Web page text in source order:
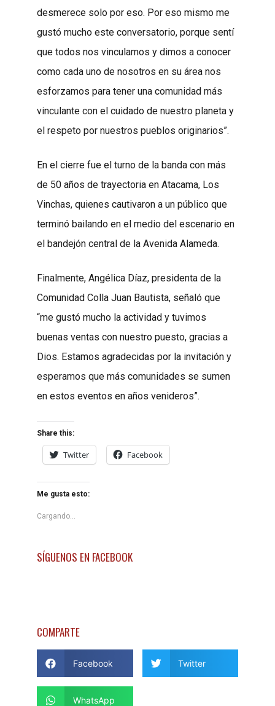
desmerece solo por eso. Por eso mismo me
gustó mucho este conversatorio, porque sentí
que todos nos vinculamos y dimos a conocer
como cada uno de nosotros en su área nos
esforzamos para tener una comunidad más
vinculante con el cuidado de nuestro planeta y
el respeto por nuestros pueblos originarios”.
En el cierre fue el turno de la banda con más
de 50 años de trayectoria en Atacama, Los
Vinchas, quienes cautivaron a un público que
terminó bailando en el medio del escenario en
el bandejón central de la Avenida Alameda.
Finalmente, Angélica Díaz, presidenta de la
Comunidad Colla Juan Bautista, señaló que
“me gustó mucho la actividad y tuvimos
buenas ventas con nuestro puesto, gracias a
Dios. Estamos agradecidas por la invitación y
esperamos que más comunidades se sumen
en estos eventos en años venideros”.
Share this:
Twitter Facebook
Me gusta esto:
Cargando...
SÍGUENOS EN FACEBOOK
COMPARTE
Facebook Twitter
WhatsApp